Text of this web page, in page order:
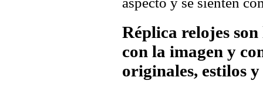
Réplica relojes
con la imagen y
originales, estilos